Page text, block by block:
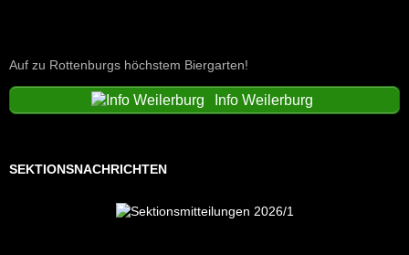
Auf zu Rottenburgs höchstem Biergarten!
Info Weilerburg
SEKTIONSNACHRICHTEN